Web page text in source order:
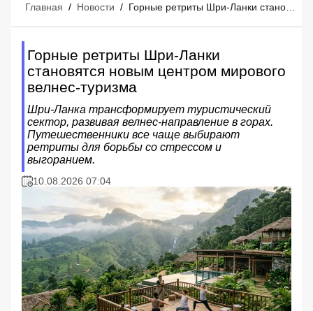
Главная / Новости /
Горные ретриты Шри-Ланки
становятся новым центром мирового
велнес-туризма
Шри-Ланка трансформирует туристический
сектор, развивая велнес-направление в горах.
Путешественники все чаще выбирают
ретриты для борьбы со стрессом и
выгоранием.
10.08.2026 07:04